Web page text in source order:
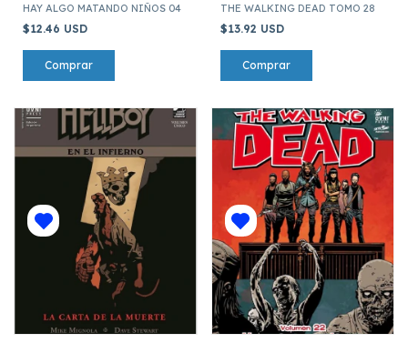
HAY ALGO MATANDO NIÑOS 04
$12.46 USD
THE WALKING DEAD TOMO 28
$13.92 USD